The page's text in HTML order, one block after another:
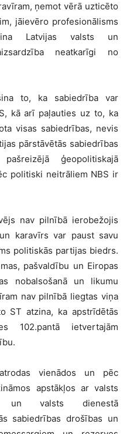
ņemot vērā uzticēto
jāievēro profesionālisms
Latvijas valsts un
neatkarīgi no
to, ka sabiedrība var
kā arī paļauties uz to, ka
visas sabiedrības, nevis
pārstāvētās sabiedrības
ģeopolitiskajā
politiski neitrāliem NBS ir
nav pilnībā ierobežojis
karavīrs var paust savu
politiskās partijas biedrs.
pašvaldību un Eiropas
nobalsošanā un likumu
nav pilnībā liegtas viņa
ST atzina, ka apstrīdētās
102.pantā ietvertajām
vienādos un pēc
apstākļos ar valsts
un valsts dienestā
sabiedrības drošības un